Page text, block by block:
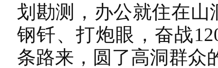
划勘测，办公就住在
钢钎、打炮眼，奋战
条路来，圆了高洞群众